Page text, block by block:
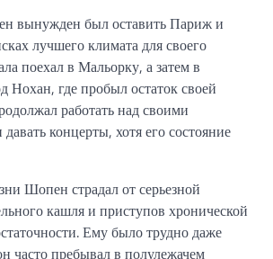
вынужден был оставить Париж и
лучшего климата для своего
поехал в Мальорку, а затем в
Нохан, где пробыл остаток своей
работать над своими
концерты, хотя его состояние
Шопен страдал от серьезной
кашля и приступов хронической
Ему было трудно даже
часто пребывал в полулежачем